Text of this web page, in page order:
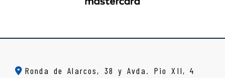
Ronda de Alarcos, 38 y Avda. Pio XII, 4